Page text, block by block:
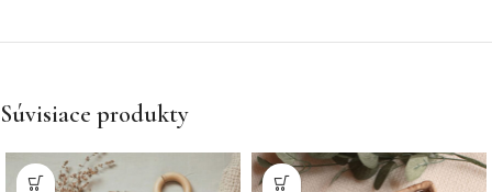
Súvisiace produkty